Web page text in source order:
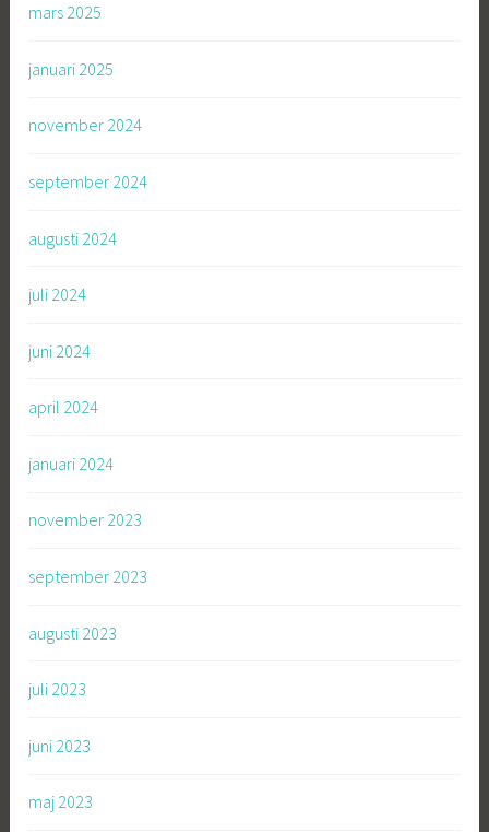
mars 2025
januari 2025
november 2024
september 2024
augusti 2024
juli 2024
juni 2024
april 2024
januari 2024
november 2023
september 2023
augusti 2023
juli 2023
juni 2023
maj 2023